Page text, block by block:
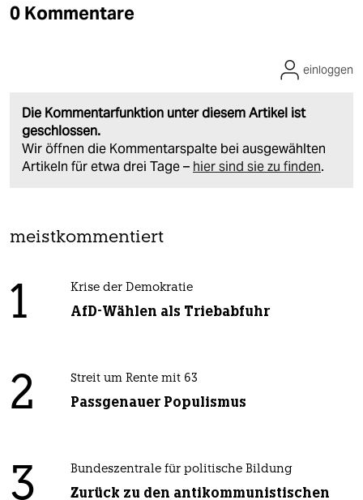
0 Kommentare
Die Kommentarfunktion unter diesem Artikel ist
geschlossen.
Wir öffnen die Kommentarspalte bei ausgewählten
Artikeln für etwa drei Tage – hier sind sie zu finden.
einloggen
meistkommentiert
1 Krise der Demokratie
AfD-Wählen als Triebabfuhr
2 Streit um Rente mit 63
Passgenauer Populismus
3 Bundeszentrale für politische Bildung
Zurück zu den antikommunistischen